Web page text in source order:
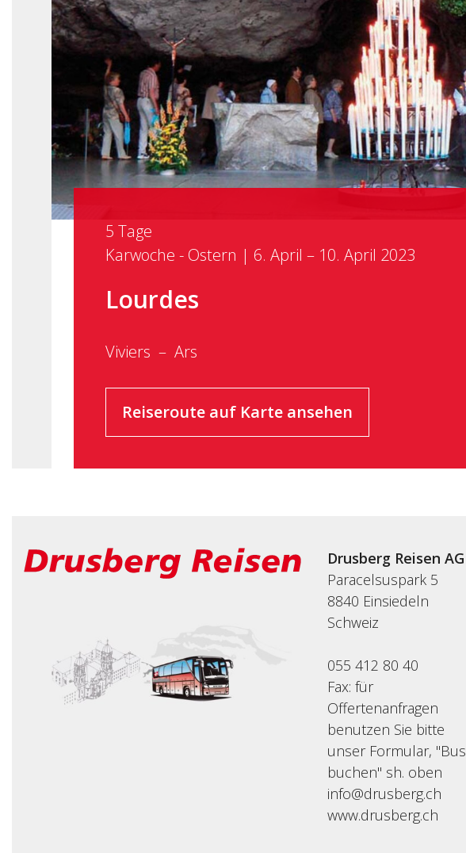
5 Tage
Karwoche - Ostern | 6. April – 10. April 2023
Lourdes
Viviers Ars
Reiseroute auf Karte ansehen
Drusberg Reisen AG
Paracelsuspark 5
8840 Einsiedeln
Schweiz
055 412 80 40
Fax: für
Offertenanfragen
benutzen Sie bitte
unser Formular, "Bus
buchen" sh. oben
info@drusberg.ch
www.drusberg.ch